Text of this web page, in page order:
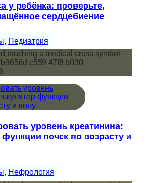
у ребёнка: проверьте,
сердцебиение
, Педиатрия
уровень креатинина:
функции почек по возрасту и
, Нефрология